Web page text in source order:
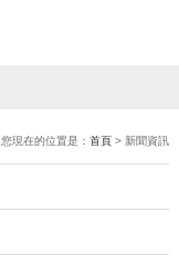
您現在的位置是：首頁 > 新聞資訊